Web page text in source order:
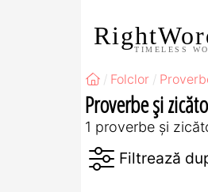
TIMELESS
Folclor
Proverbe și
1 proverbe și